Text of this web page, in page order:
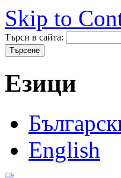
Skip to
Търси в сайта:
Езици
English